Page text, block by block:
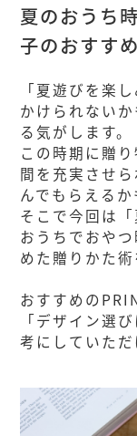
夏のおうち
子のおすす
「夏遊びを楽
かけられない
る気がします。
この時期に贈
間を充実させ
んでもらえるか
そこで今回は
おうちでおや
めた贈りかた術
おすすめの
「デザイン選
考にしていただ